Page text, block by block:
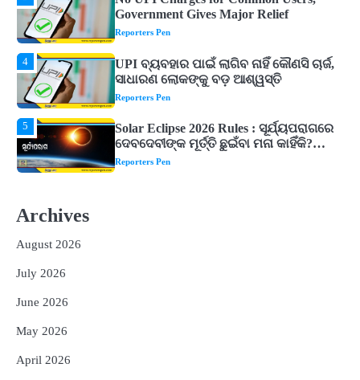
ସାଧାରଣ ଲୋକଙ୍କୁ ବଡ଼ ଆଶ୍ୱସ୍ତି
Reporters Pen
5
Solar Eclipse 2026 Rules : ସୂର୍ଯ୍ୟପରାଗରେ
ଦେବଦେବୀଙ୍କ ମୂର୍ତ୍ତି ଛୁଇଁବା ମନା କାହିଁକି?
ଜାଣନ୍ତୁ ଏହା ପଛରେ ଥିବା ଧାର୍ମିକ ମାନ୍ୟତା
Reporters Pen
1
Dreaming of Gold, Peacock or Temple?
Know What These 5 Auspicious Dreams
Are Believed to Mean
Reporters Pen
Archives
August 2026
July 2026
June 2026
May 2026
April 2026